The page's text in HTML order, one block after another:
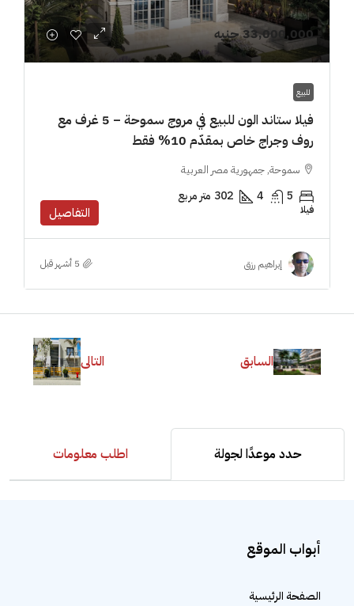
33,000,000 جنيه
للبيع
فيلا ستاند الون للبيع في مروج سموحة – 5 غرف مع
روف وجراج خاص بمقدّم 10% فقط
سموحة, جمهورية مصر العربية
5
4
302 متر مربع
فيلا التفاصيل
إبراهيم رزق
السابق التالى
حدد موعدًا لجولة اطلب معلومات
أبواب الموقع
الصفحة الرئيسية